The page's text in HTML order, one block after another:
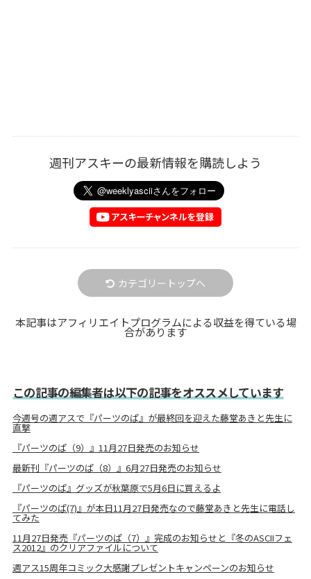
週刊アスキーの最新情報を購読しよう
カテゴリートップへ
本記事はアフィリエイトプログラムによる収益を得ている場
合があります
この記事の編集者は以下の記事をオススメしています
今週号の週アスで『パーツのぱ』が最終回を迎えた藤堂あきと先生に
直撃
『パーツのぱ（9）』11月27日発売のお知らせ
最新刊『パーツのぱ（8）』6月27日発売のお知らせ
『パーツのぱ』グッズが秋葉原で5月6日に買えるよ
『パーツのぱ(7)』が本日11月27日発売なので藤堂あきと先生に電話し
てみた
11月27日発売『パーツのぱ（7）』完成のお知らせと『冬のASCIIフェ
ス2012』のクリアファイルについて
週アス15周年コミック大感謝プレゼントキャンペーンのお知らせ